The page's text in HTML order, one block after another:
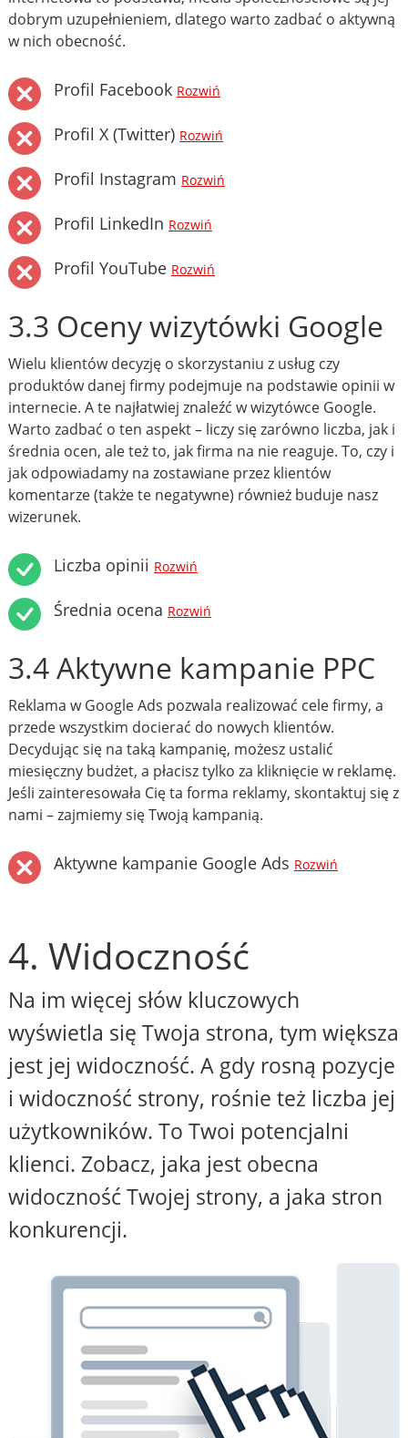
dobrym uzupełnieniem, dlatego warto zadbać o aktywną
w nich obecność.
Profil Facebook Rozwiń
Profil X (Twitter) Rozwiń
Profil Instagram Rozwiń
Profil LinkedIn Rozwiń
Profil YouTube Rozwiń
3.3 Oceny wizytówki Google
Wielu klientów decyzję o skorzystaniu z usług czy
produktów danej firmy podejmuje na podstawie opinii w
internecie. A te najłatwiej znaleźć w wizytówce Google.
Warto zadbać o ten aspekt – liczy się zarówno liczba, jak i
średnia ocen, ale też to, jak firma na nie reaguje. To, czy i
jak odpowiadamy na zostawiane przez klientów
komentarze (także te negatywne) również buduje nasz
wizerunek.
Liczba opinii Rozwiń
Średnia ocena Rozwiń
3.4 Aktywne kampanie PPC
Reklama w Google Ads pozwala realizować cele firmy, a
przede wszystkim docierać do nowych klientów.
Decydując się na taką kampanię, możesz ustalić
miesięczny budżet, a płacisz tylko za kliknięcie w reklamę.
Jeśli zainteresowała Cię ta forma reklamy, skontaktuj się z
nami – zajmiemy się Twoją kampanią.
Aktywne kampanie Google Ads Rozwiń
4. Widoczność
Na im więcej słów kluczowych
wyświetla się Twoja strona, tym większa
jest jej widoczność. A gdy rosną pozycje
i widoczność strony, rośnie też liczba jej
użytkowników. To Twoi potencjalni
klienci. Zobacz, jaka jest obecna
widoczność Twojej strony, a jaka stron
konkurencji.